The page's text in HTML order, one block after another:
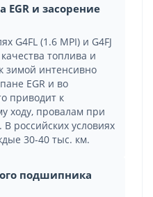
EGR и засорение
G4FL (1.6 MPI) и G4FJ
топлива и
зимой интенсивно
EGR и во
приводит к
ходу, провалам при
российских условиях
30-40 тыс. км.
подшипника